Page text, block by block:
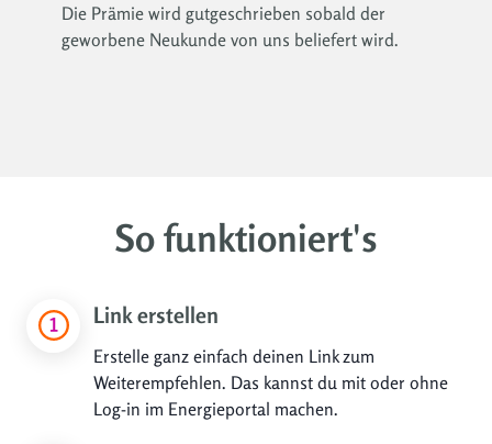
Die Prämie wird gutgeschrieben sobald der
geworbene Neukunde von uns beliefert wird.
So funktioniert's
Link erstellen
Erstelle ganz einfach deinen Link zum
Weiterempfehlen. Das kannst du mit oder ohne
Log-in im Energieportal machen.